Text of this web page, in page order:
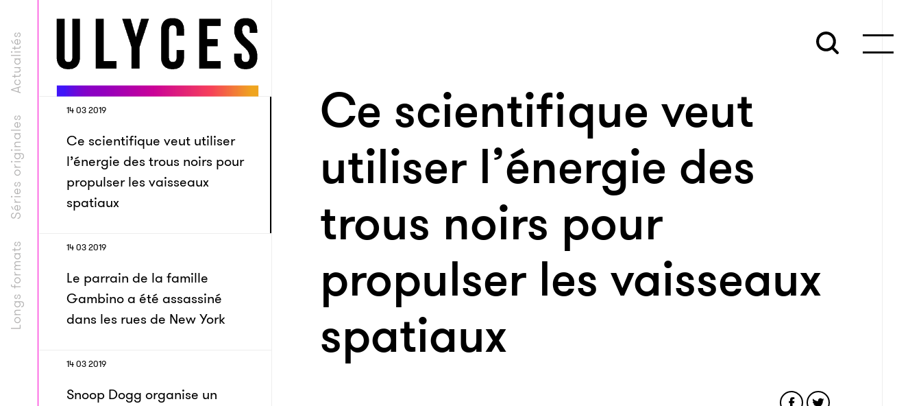
Longs formats
Séries originales
Actualités
14 03 2019
Ce scientifique veut utiliser
l’énergie des trous noirs pour
propulser les vaisseaux
spatiaux
14 03 2019
Le parrain de la famille
Gambino a été assassiné
dans les rues de New York
14 03 2019
Snoop Dogg organise un
Ce scientifique veut
utiliser l’énergie des
trous noirs pour
propulser les vaisseaux
spatiaux